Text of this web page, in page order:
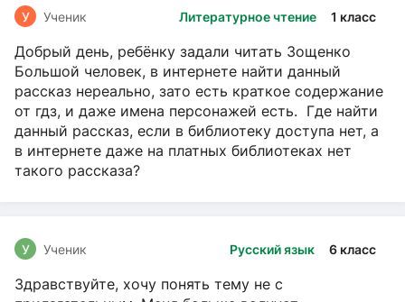
Литературное чтение 1 класс
У Ученик
Добрый день, ребёнку задали читать Зощенко
Большой человек, в интернете найти данный
рассказ нереально, зато есть краткое содержание
от гдз, и даже имена персонажей есть. Где найти
данный рассказ, если в библиотеку доступа нет, а
в интернете даже на платных библиотеках нет
такого рассказа?
Русский язык 6 класс
У Ученик
Здравствуйте, хочу понять тему не с